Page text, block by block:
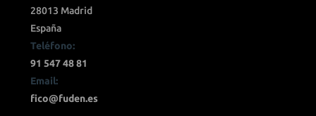
28013 Madrid
España
Teléfono:
91 547 48 81
Email:
fico@fuden.es